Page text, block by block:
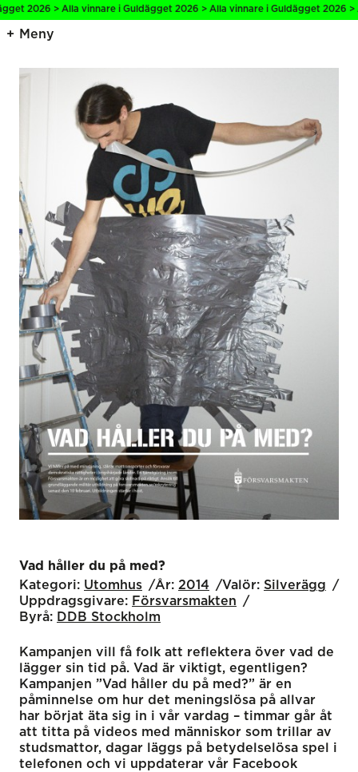
> Alla vinnare i Guldägget 2026 > Alla vinnare i Guldägget 2026 > Alla
Meny
Vad håller du på med?
Kategori: Utomhus År: 2014 Valör: Silverägg
Uppdragsgivare: Försvarsmakten
Byrå: DDB Stockholm
Kampanjen vill få folk att reflektera över vad de
lägger sin tid på. Vad är viktigt, egentligen?
Kampanjen ”Vad håller du på med?” är en
påminnelse om hur det meningslösa på allvar
har börjat äta sig in i vår vardag – timmar går åt
att titta på videos med människor som trillar av
studsmattor, dagar läggs på betydelselösa spel i
telefonen och vi uppdaterar vår Facebook